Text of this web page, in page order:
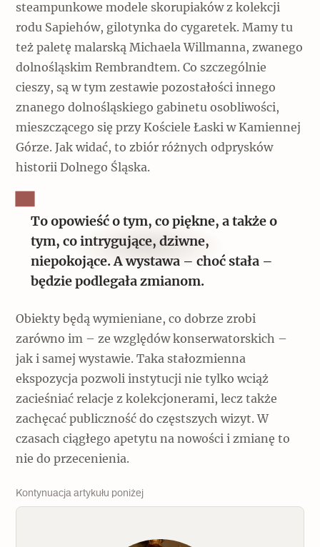
steampunkowe modele skorupiaków z kolekcji
rodu Sapiehów, gilotynka do cygaretek. Mamy tu
też paletę malarską Michaela Willmanna, zwanego
dolnośląskim Rembrandtem. Co szczególnie
cieszy, są w tym zestawie pozostałości innego
znanego dolnośląskiego gabinetu osobliwości,
mieszczącego się przy Kościele Łaski w Kamiennej
Górze. Jak widać, to zbiór różnych odprysków
historii Dolnego Śląska.
To opowieść o tym, co piękne, a także o
tym, co intrygujące, dziwne,
niepokojące. A wystawa – choć stała –
będzie podlegała zmianom.
Obiekty będą wymieniane, co dobrze zrobi
zarówno im – ze względów konserwatorskich –
jak i samej wystawie. Taka stałozmienna
ekspozycja pozwoli instytucji nie tylko wciąż
zacieśniać relacje z kolekcjonerami, lecz także
zachęcać publiczność do częstszych wizyt. W
czasach ciągłego apetytu na nowości i zmianę to
nie do przecenienia.
Kontynuacja artykułu poniżej